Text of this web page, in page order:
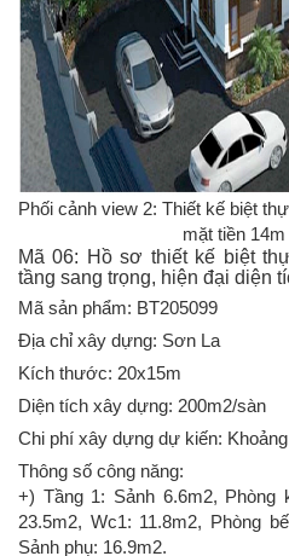
Phối cảnh view 2: Thiết kế biệt
mặt tiền
Mã 06: Hồ sơ thiết kế biệt
tầng sang trọng, hiện đại diện
Mã sản phẩm: BT205099
Địa chỉ xây dựng: Sơn La
Kích thước: 20x15m
Diện tích xây dựng: 200m2/sàn
Chi phí xây dựng dự kiến:
Thông số công năng:
+) Tầng 1: Sảnh 6.6m2, Phòng
23.5m2, Wc1: 11.8m2, Phòng
Sảnh phụ: 16.9m2.